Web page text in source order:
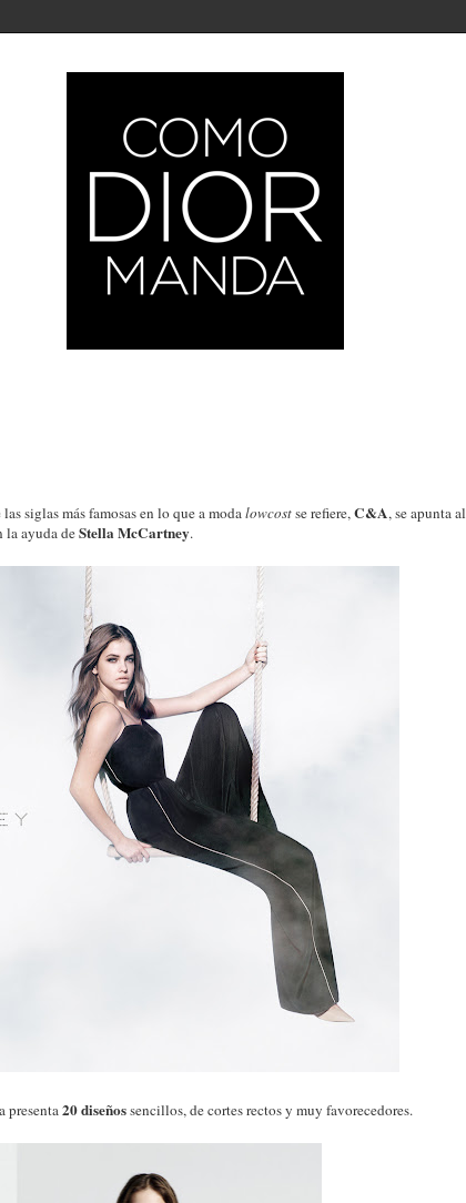
siglas más famosas en lo que a modalowcostse refiere,C&A, se apunta al
la ayuda deStella McCartney.
presenta20 diseñossencillos, de cortes rectos y muy favorecedores.